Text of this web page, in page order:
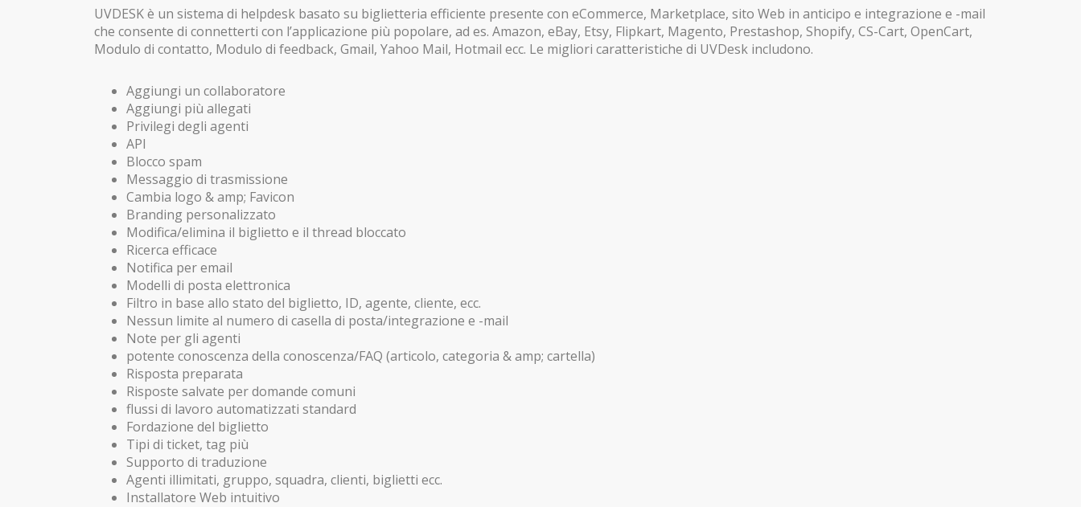
UVDESK è un sistema di helpdesk basato su biglietteria efficiente presente con eCommerce, Marketplace, sito Web in anticipo e integrazione e -mail
che consente di connetterti con l’applicazione più popolare, ad es. Amazon, eBay, Etsy, Flipkart, Magento, Prestashop, Shopify, CS-Cart, OpenCart,
Modulo di contatto, Modulo di feedback, Gmail, Yahoo Mail, Hotmail ecc. Le migliori caratteristiche di UVDesk includono.
Aggiungi un collaboratore
Aggiungi più allegati
Privilegi degli agenti
API
Blocco spam
Messaggio di trasmissione
Cambia logo & amp; Favicon
Branding personalizzato
Modifica/elimina il biglietto e il thread bloccato
Ricerca efficace
Notifica per email
Modelli di posta elettronica
Filtro in base allo stato del biglietto, ID, agente, cliente, ecc.
Nessun limite al numero di casella di posta/integrazione e -mail
Note per gli agenti
potente conoscenza della conoscenza/FAQ (articolo, categoria & amp; cartella)
Risposta preparata
Risposte salvate per domande comuni
flussi di lavoro automatizzati standard
Fordazione del biglietto
Tipi di ticket, tag più
Supporto di traduzione
Agenti illimitati, gruppo, squadra, clienti, biglietti ecc.
Installatore Web intuitivo